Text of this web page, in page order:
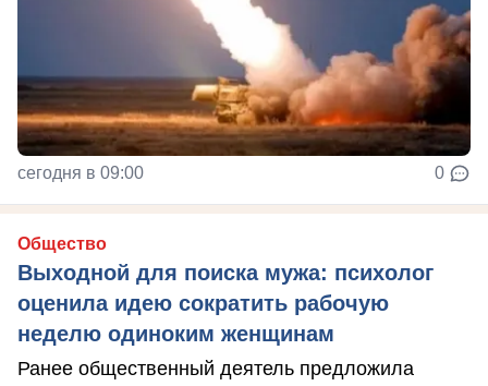
сегодня в 09:00 0
Общество
Выходной для поиска мужа: психолог
оценила идею сократить рабочую
неделю одиноким женщинам
Ранее общественный деятель предложила